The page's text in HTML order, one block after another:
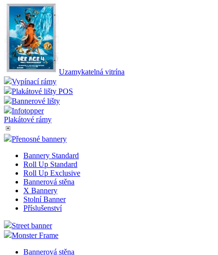
Uzamykatelná vitrína
Vypínací rámy
Plakátové lišty POS
Bannerové lišty
Infotopper
Plakátové rámy
Přenosné bannery
Bannery Standard
Roll Up Standard
Roll Up Exclusive
Bannerová stěna
X Bannery
Stolní Banner
Příslušenství
Street banner
Monster Frame
Bannerová stěna